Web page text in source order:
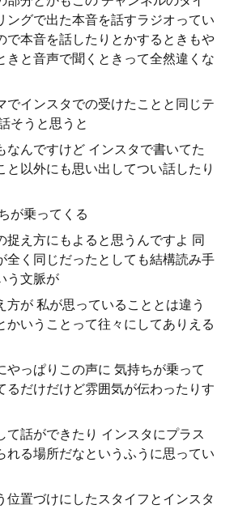
ングで出た本音を話すラジオってい
で本音を話したりとかするときもや
きと音声で聞くときって全然違くな
でインスタでの受けたことと同じテ
そうと思うと
なんですけど インスタで書いてた
と以外にも思い出してつい話したり
が乗ってくる
捉え方にもよると思うんですよ 同
全く同じだったとしても結構読み手
う文脈が
方が 私が思っていることとは違う
かいうことって往々にしてありえる
やっぱりこの声に 気持ちが乗って
るだけだけど雰囲気が伝わったりす
て話ができたり インスタにプラス
れる場所だなというふうに思ってい
位置づけにしたスタイフとインスタ